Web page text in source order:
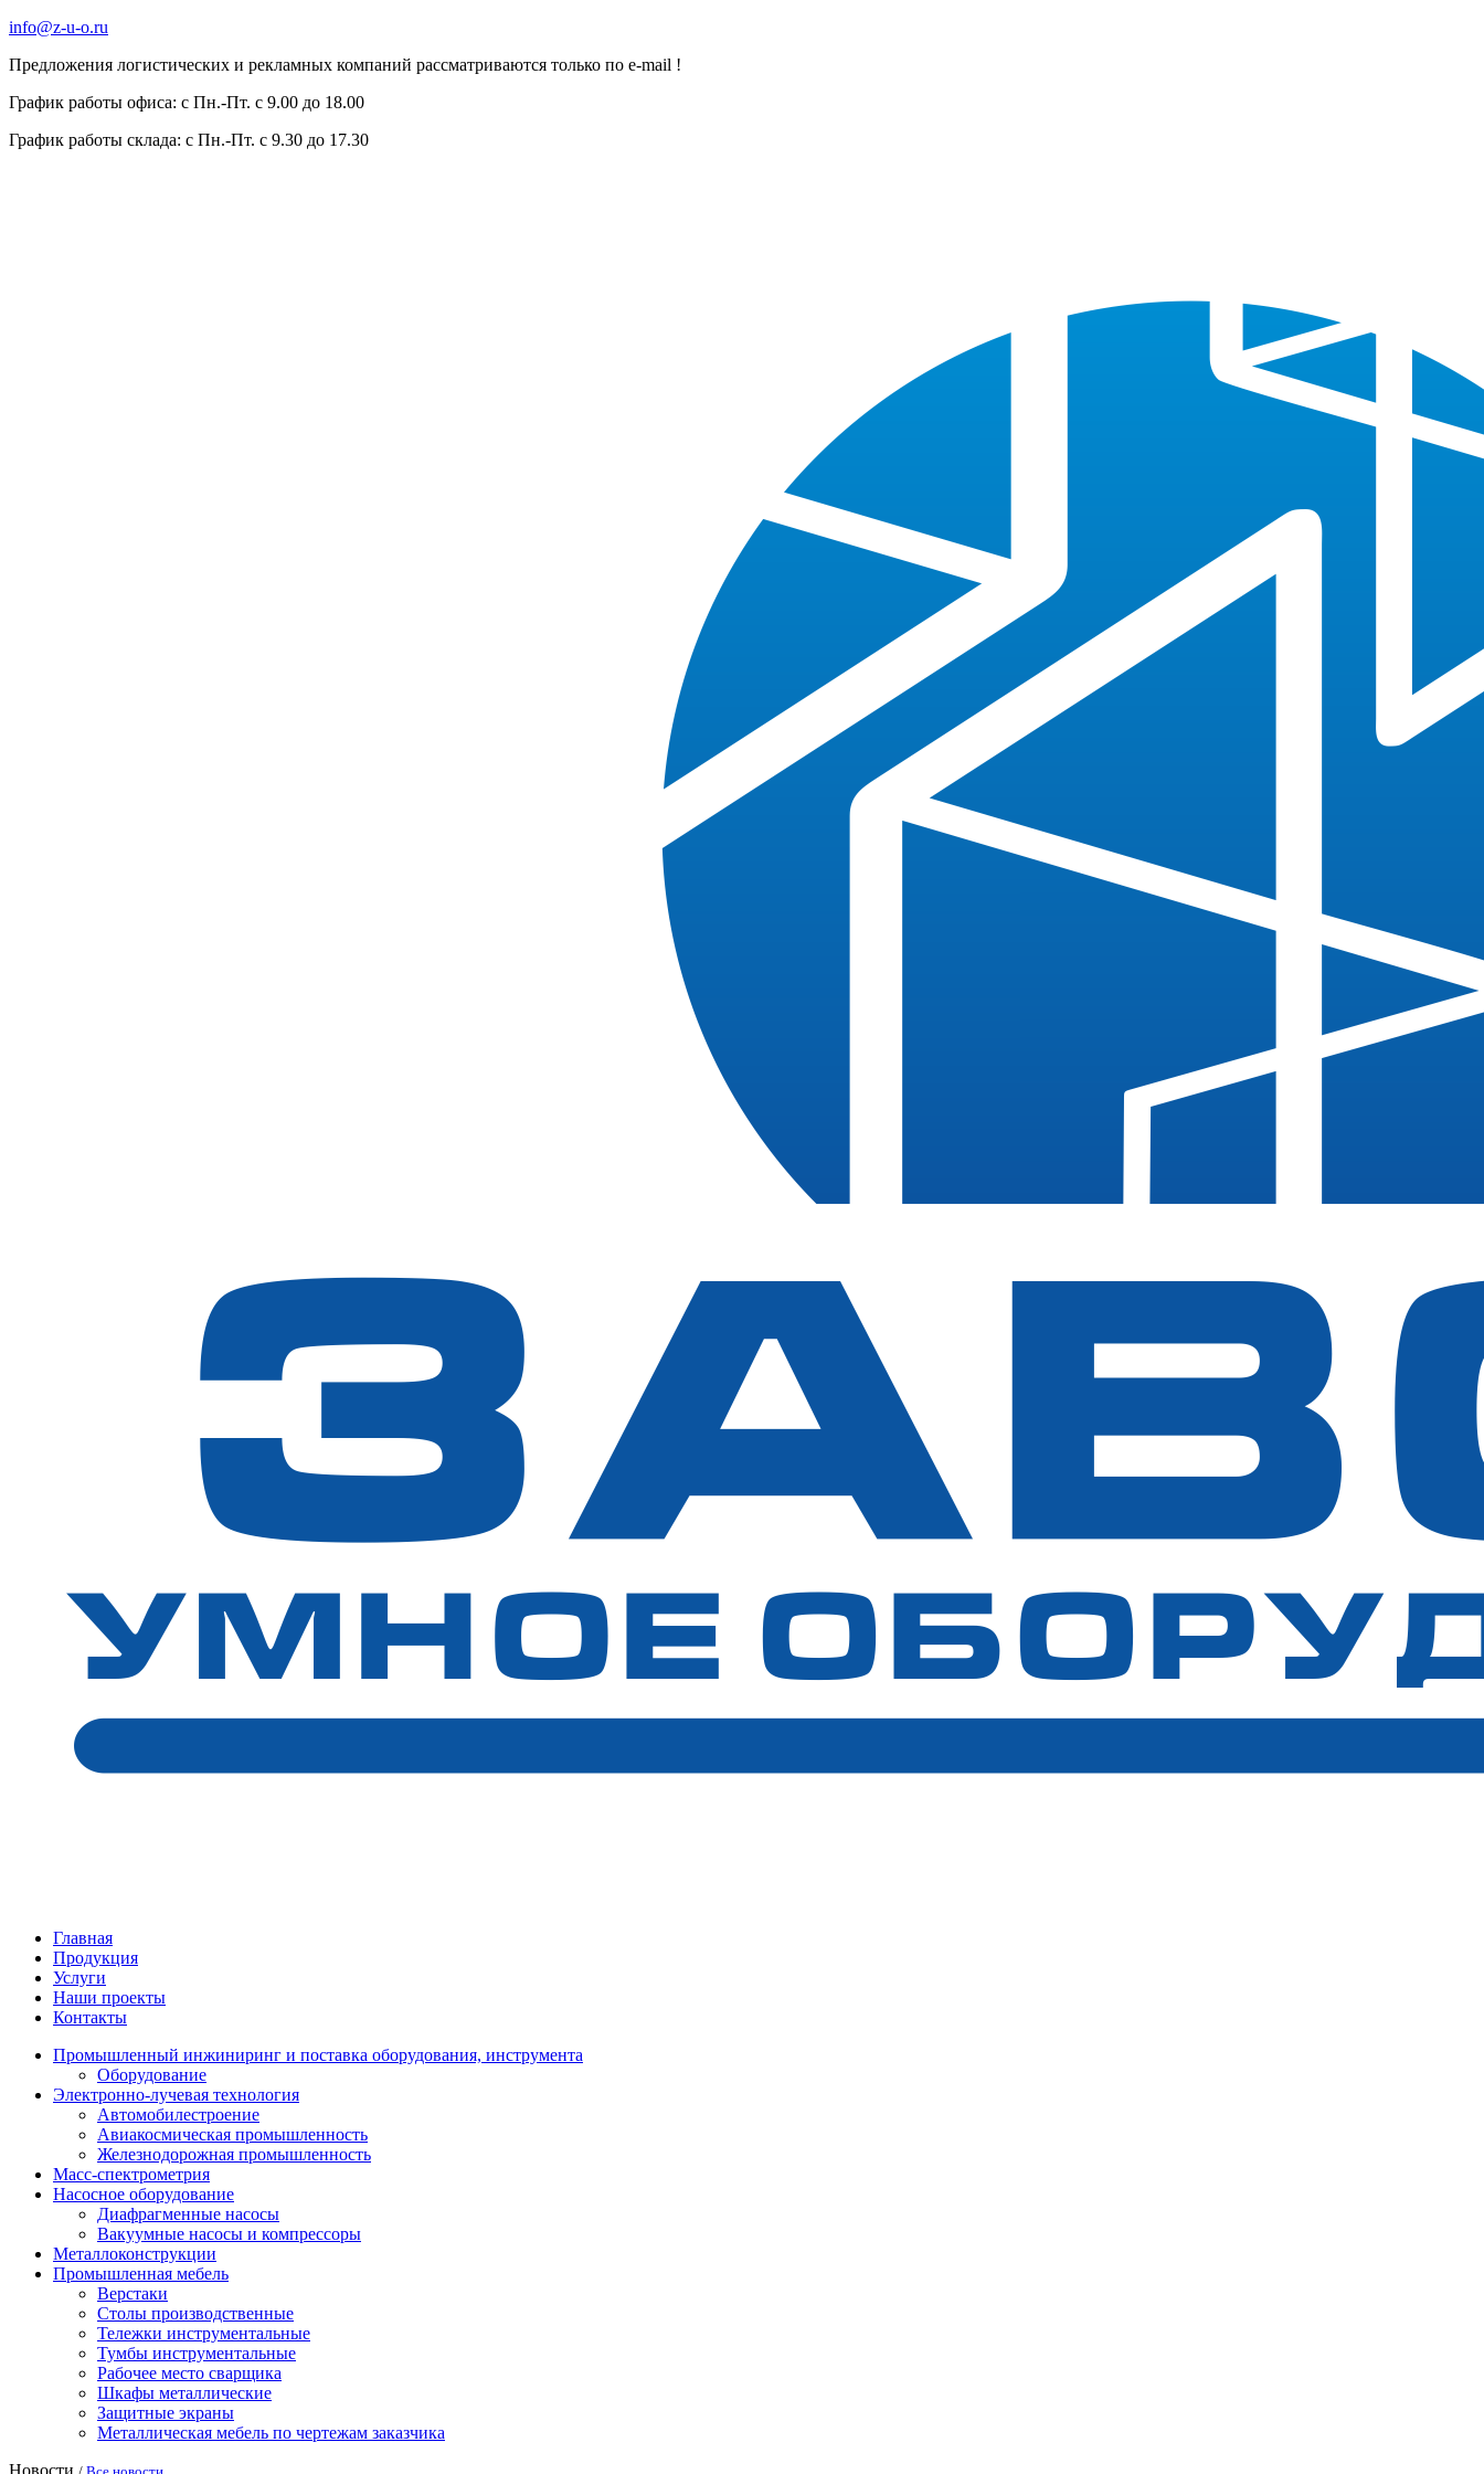
info@z-u-o.ru
Предложения логистических и рекламных компаний рассматриваются только по e-mail !
График работы офиса: с Пн.-Пт. с 9.00 до 18.00
График работы склада: с Пн.-Пт. с 9.30 до 17.30
Главная
Продукция
Услуги
Наши проекты
Контакты
Промышленный инжиниринг и поставка оборудования, инструмента
Оборудование
Электронно-лучевая технология
Автомобилестроение
Авиакосмическая промышленность
Железнодорожная промышленность
Масс-спектрометрия
Насосное оборудование
Диафрагменные насосы
Вакуумные насосы и компрессоры
Металлоконструкции
Промышленная мебель
Верстаки
Столы производственные
Тележки инструментальные
Тумбы инструментальные
Рабочее место сварщика
Шкафы металлические
Защитные экраны
Металлическая мебель по чертежам заказчика
Новости